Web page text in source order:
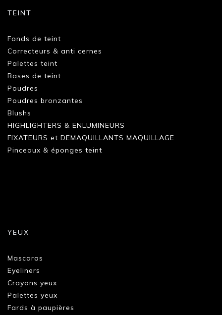
TEINT
Fonds de teint
Correcteurs & anti cernes
Palettes teint
Bases de teint
Poudres
Poudres bronzantes
Blushs
HIGHLIGHTERS & ENLUMINEURS
FIXATEURS et DEMAQUILLANTS MAQUILLAGE
Pinceaux & éponges teint
YEUX
Mascaras
Eyeliners
Crayons yeux
Palettes yeux
Fards à paupières